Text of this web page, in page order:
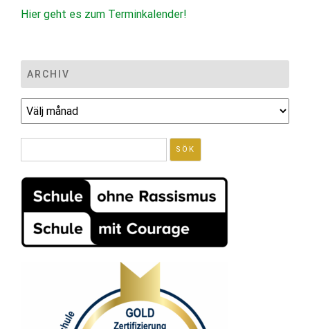
Hier geht es zum Terminkalender!
ARCHIV
Archiv
efter: